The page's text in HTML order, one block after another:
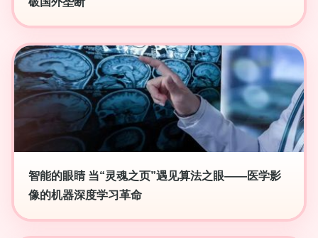
智能的眼睛 当“灵魂之页”遇见算法之眼——医学影
像的机器深度学习革命